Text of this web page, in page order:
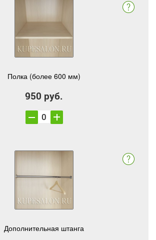
Полка (более 600 мм)
950 руб.
Дополнительная штанга